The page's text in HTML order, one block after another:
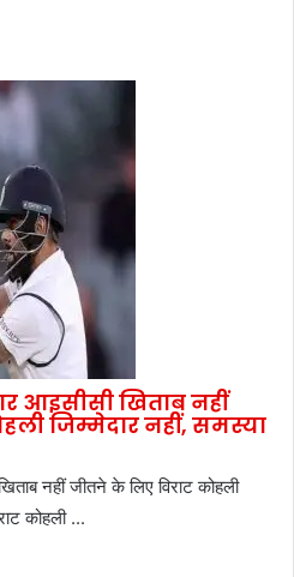
आइसीसी खिताब नहीं
जिम्मेदार नहीं, समस्या
नहीं जीतने के लिए विराट कोहली
कोहली ...